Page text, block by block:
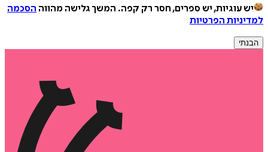
יש עוגיות, יש ספרים, חסר רק קפה. המשך גלישה מהווה הסכמה
למדיניות הפרטיות
הבנתי